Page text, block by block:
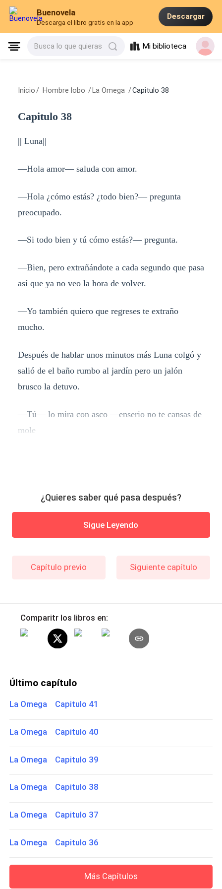
Buenovela
Descarga el libro gratis en la app
Descargar
Busca lo que quieras Mi biblioteca
Inicio / Hombre lobo / La Omega /Capitulo 38
Capitulo 38
|| Luna||
—Hola amor— saluda con amor.
—Hola ¿cómo estás? ¿todo bien?— pregunta
preocupado.
—Si todo bien y tú cómo estás?— pregunta.
—Bien, pero extrañándote a cada segundo que pasa
así que ya no veo la hora de volver.
—Yo también quiero que regreses te extraño
mucho.
Después de hablar unos minutos más Luna colgó y
salió de el baño rumbo al jardín pero un jalón
brusco la detuvo.
—Tú— lo mira con asco —enserio no te cansas de
mole
¿Quieres saber qué pasa después?
Sigue Leyendo
Capítulo previo Siguiente capítulo
Comparitr los libros en:
Último capítulo
La Omega Capitulo 41
La Omega Capitulo 40
La Omega Capitulo 39
La Omega Capitulo 38
La Omega Capitulo 37
La Omega Capitulo 36
Más Capítulos